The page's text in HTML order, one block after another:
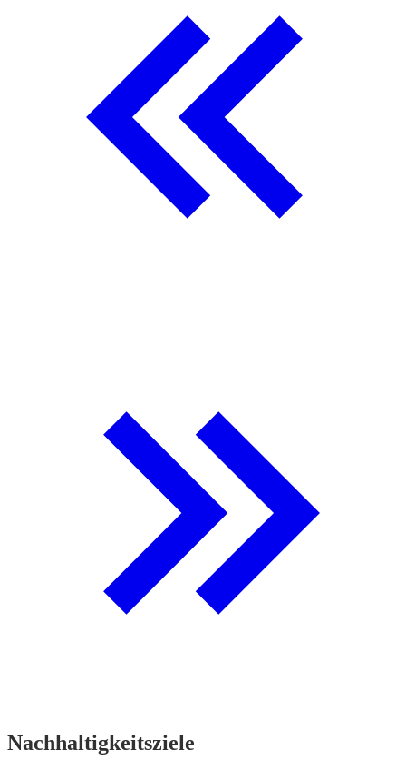
Nachhaltigkeitsziele